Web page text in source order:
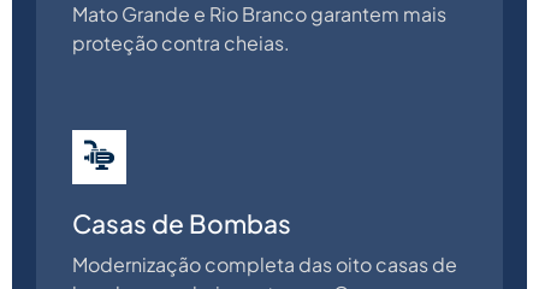
Mato Grande e Rio Branco garantem mais
proteção contra cheias.
Casas de Bombas
Modernização completa das oito casas de